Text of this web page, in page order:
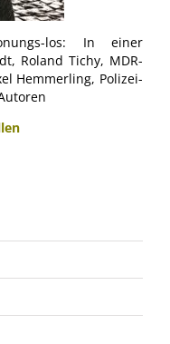
los: In einer
Roland Tichy, MDR-
Hemmerling, Polizei-